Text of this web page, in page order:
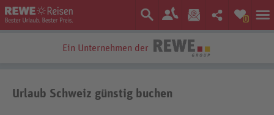
0
Bestpreis-Garantie
Ein Unternehmen der
Urlaub Schweiz günstig buchen